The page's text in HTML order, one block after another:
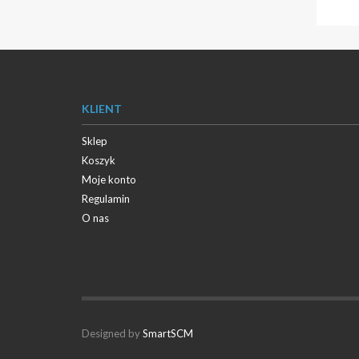
KLIENT
Sklep
Koszyk
Moje konto
Regulamin
O nas
Designed bySmartSCM